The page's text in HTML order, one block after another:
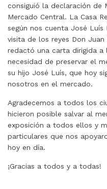
consiguió la declaración de
Mercado Central. La Casa
según nos cuenta José
visita de los reyes Don
redactó una carta dirigida a
necesidad de preservar el
su hijo José Luís, que hoy
nosotros en el mercado.
Agradecemos a todos los
hicieron posible salvar al
exposición a todos ellos y
particulares que nos
hoy en día.
¡Gracias a todos y a todas!